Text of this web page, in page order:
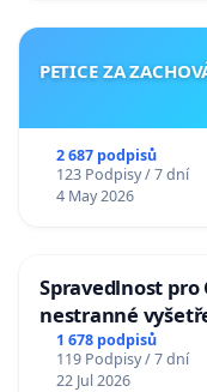
PETICE ZA
2 687 podpisů
123 Podpisy / 7 dní
4 May 2026
Spravedlnost pro
nestranné
1 678 podpisů
119 Podpisy / 7 dní
22 Jul 2026